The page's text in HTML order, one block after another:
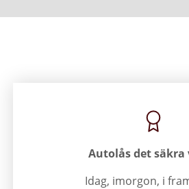
komplett utan skador och spår
Autolås det säkra
Idag, imorgon, i